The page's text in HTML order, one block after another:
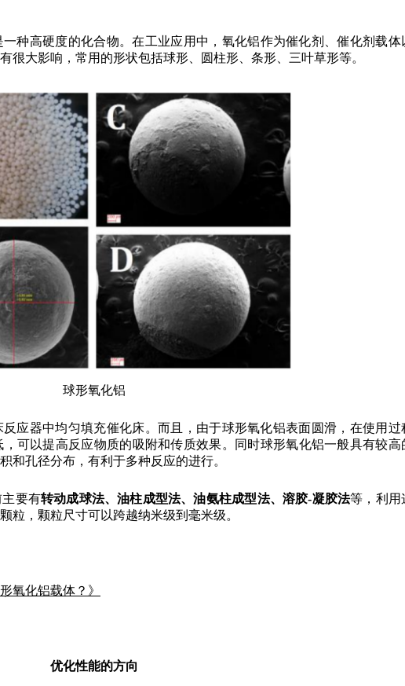
种高硬度的化合物。在工业应用中，氧化铝作为催化剂、催化剂载体
很大影响，常用的形状包括球形、圆柱形、条形、三叶草形等。
球形氧化铝
应器中均匀填充催化床。而且，由于球形氧化铝表面圆滑，在使用过
可以提高反应物质的吸附和传质效果。同时球形氧化铝一般具有较高
和孔径分布，有利于多种反应的进行。
要有转动成球法、油柱成型法、油氨柱成型法、溶胶-凝胶法等，利用
粒，颗粒尺寸可以跨越纳米级到毫米级。
氧化铝载体？》
优化性能的方向